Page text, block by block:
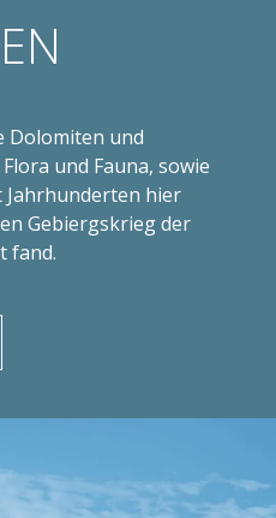
Dolomiten und
und Fauna, sowie
Jahrhunderten hier
Gebiergskrieg der
fand.